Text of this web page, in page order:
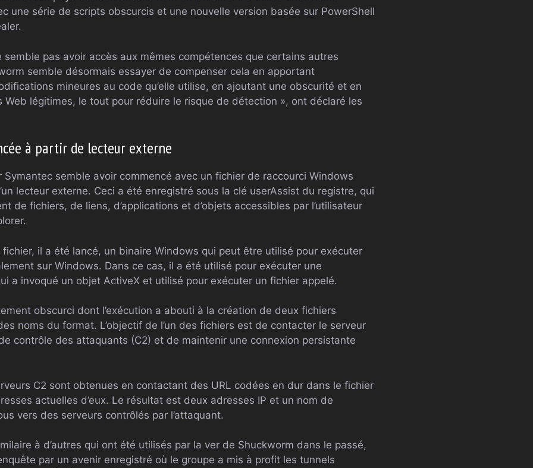
une série de scripts obscurcis et une nouvelle version basée sur PowerShell
semble pas avoir accès aux mêmes compétences que certains autres
semble désormais essayer de compenser cela en apportant
mineures au code qu’elle utilise, en ajoutant une obscurité et en
légitimes, le tout pour réduire le risque de détection », ont déclaré les
à partir de lecteur externe
Symantec semble avoir commencé avec un fichier de raccourci Windows
lecteur externe. Ceci a été enregistré sous la clé userAssist du registre, qui
de fichiers, de liens, d’applications et d’objets accessibles par l’utilisateur
fichier, il a été lancé, un binaire Windows qui peut être utilisé pour exécuter
sur Windows. Dans ce cas, il a été utilisé pour exécuter une
a invoqué un objet ActiveX et utilisé pour exécuter un fichier appelé.
obscurci dont l’exécution a abouti à la création de deux fichiers
noms du format. L’objectif de l’un des fichiers est de contacter le serveur
contrôle des attaquants (C2) et de maintenir une connexion persistante
C2 sont obtenues en contactant des URL codées en dur dans le fichier
actuelles d’eux. Le résultat est deux adresses IP et un nom de
vers des serveurs contrôlés par l’attaquant.
à d’autres qui ont été utilisés par la ver de Shuckworm dans le passé,
par un avenir enregistré où le groupe a mis à profit les tunnels